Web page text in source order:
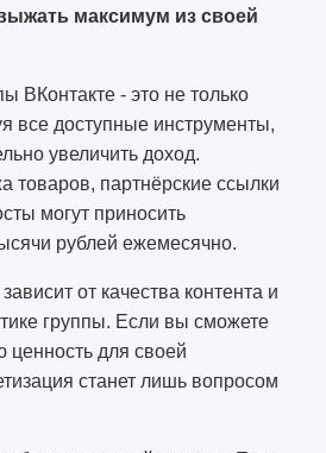
максимум из своей
ВКонтакте - это не только
все доступные инструменты,
увеличить доход.
товаров, партнёрские ссылки
могут приносить
рублей ежемесячно.
от качества контента и
группы. Если вы сможете
ценность для своей
станет лишь вопросом